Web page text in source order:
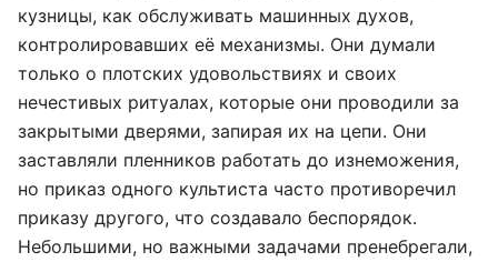
кузницы, как обслуживать машинных духов,
контролировавших её механизмы. Они думали
только о плотских удовольствиях и своих
нечестивых ритуалах, которые они проводили за
закрытыми дверями, запирая их на цепи. Они
заставляли пленников работать до изнеможения,
но приказ одного культиста часто противоречил
приказу другого, что создавало беспорядок.
Небольшими, но важными задачами пренебрегали,